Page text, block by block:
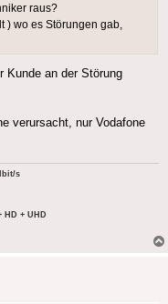
raus?
) wo es Störungen gab,
Kunde an der Störung
verursacht, nur Vodafone
s
HD + UHD